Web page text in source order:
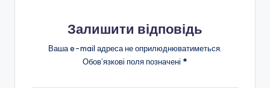
Залишити відповідь
Ваша e-mail адреса не оприлюднюватиметься.
Обов’язкові поля позначені *